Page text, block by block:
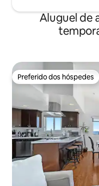
Aluguel de
Preferido dos hóspedes
Preferido dos hóspedes